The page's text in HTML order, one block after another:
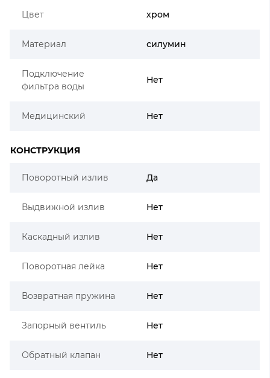
Цвет хром
Материал силумин
Подключение
фильтра воды
Нет
Медицинский Нет
КОНСТРУКЦИЯ
Поворотный излив Да
Выдвижной излив Нет
Каскадный излив Нет
Поворотная лейка Нет
Возвратная пружина Нет
Запорный вентиль Нет
Обратный клапан Нет